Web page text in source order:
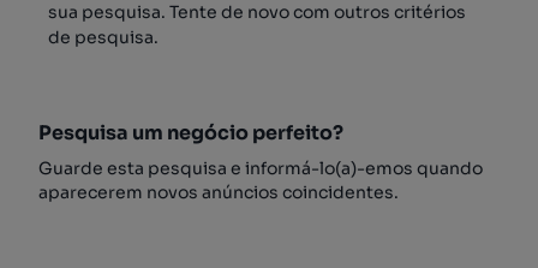
sua pesquisa. Tente de novo com outros critérios
de pesquisa.
Pesquisa um negócio perfeito?
Guarde esta pesquisa e informá-lo(a)-emos quando
aparecerem novos anúncios coincidentes.